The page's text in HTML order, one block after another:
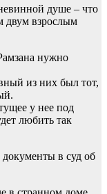
душе – что
двум взрослым
нужно
из них был тот,
у нее под
любить так
в суд об